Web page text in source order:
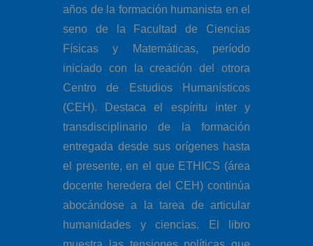
años de la formación humanista en el
seno de la Facultad de Ciencias
Físicas y Matemáticas, período
iniciado con la creación del otrora
Centro de Estudios Humanísticos
(CEH). Destaca el espíritu inter y
transdisciplinario de la formación
entregada desde sus orígenes hasta
el presente, en el que ETHICS (área
docente heredera del CEH) continúa
abocándose a la tarea de articular
humanidades y ciencias. El libro